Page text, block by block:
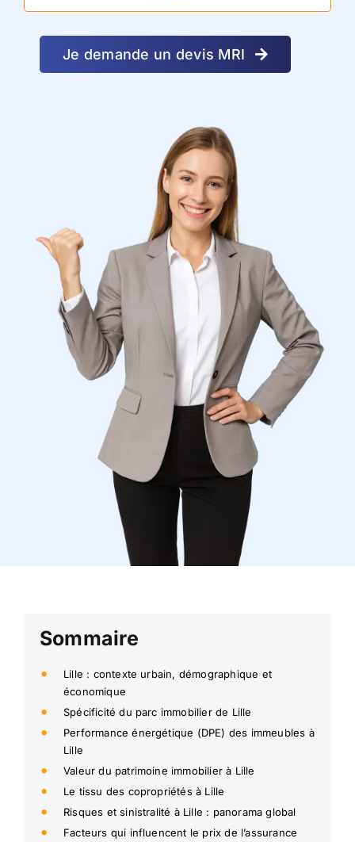
Je demande un devis MRI
Sommaire
Lille : contexte urbain, démographique et
économique
Spécificité du parc immobilier de Lille
Performance énergétique (DPE) des immeubles à
Lille
Valeur du patrimoine immobilier à Lille
Le tissu des copropriétés à Lille
Risques et sinistralité à Lille : panorama global
Facteurs qui influencent le prix de l’assurance